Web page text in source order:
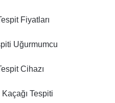
Fiyatları​
Uğurmumcu
Cihazı​
Tespiti​